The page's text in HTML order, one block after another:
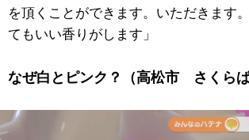
を頂くことができます。いただきます
てもいい香りがします」
なぜ白とピンク？（高松市 さくら